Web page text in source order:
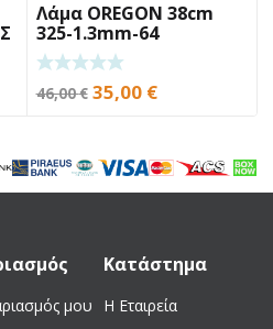
€.
Λάμα OREGON 38cm
325-1.3mm-64
ΟΔΗΓΟΥΣ SPEEDCUT
46,00€ Original
46,00 €.
35,00 €Η
είναι:
35,00 €.
μου
Κατάστημα
Η Εταιρεία